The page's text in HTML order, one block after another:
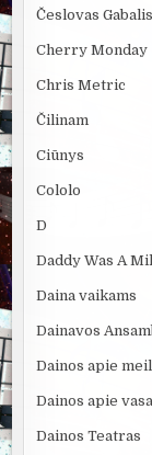
Česlovas Gabalis
Cherry Monday
Chris Metric
Čilinam
Ciūnys
Cololo
D
Daddy Was A
Daina vaikams
Dainavos
Dainos apie
Dainos apie
Dainos Teatras